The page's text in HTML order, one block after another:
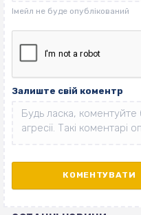
Залиште свій коментр